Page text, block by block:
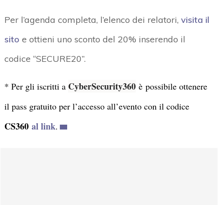
Per l’agenda completa, l’elenco dei relatori,visita il
sito e ottieni uno sconto del 20% inserendo il
codice “SECURE20”.
* Per gli iscritti a CyberSecurity360 è possibile ottenere
il pass gratuito per l’accesso all’evento con il codice
CS360al link.